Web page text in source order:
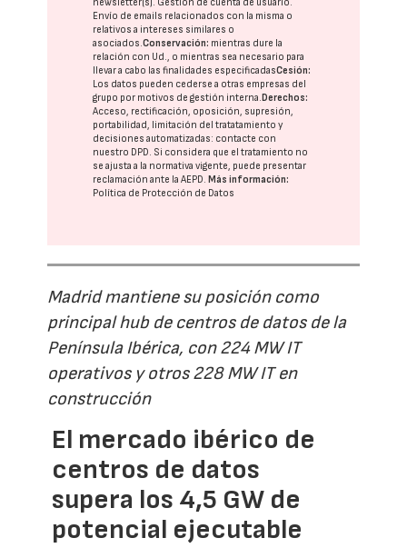
newsletter(s). Gestión de cuenta de usuario.
Envío de emails relacionados con la misma o
relativos a intereses similares o
asociados.Conservación: mientras dure la
relación con Ud., o mientras sea necesario para
llevar a cabo las finalidades especificadasCesión:
Los datos pueden cederse a otras empresas del
grupo por motivos de gestión interna. Derechos:
Acceso, rectificación, oposición, supresión,
portabilidad, limitación del tratatamiento y
decisiones automatizadas: contacte con
nuestro DPD. Si considera que el tratamiento no
se ajusta a la normativa vigente, puede presentar
reclamación ante laAEPD. Más información:
Política de Protección de Datos
Madrid mantiene su posición como
principal hub de centros de datos de la
Península Ibérica, con 224 MW IT
operativos y otros 228 MW IT en
construcción
El mercado ibérico de
centros de datos
supera los 4,5 GW de
potencial ejecutable